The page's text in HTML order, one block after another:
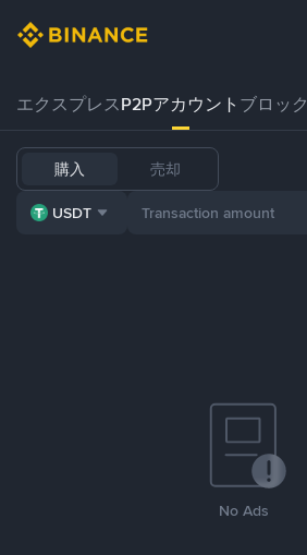
エクスプレスP2Pアカウント ブロック
購入 売却
USDT
No Ads